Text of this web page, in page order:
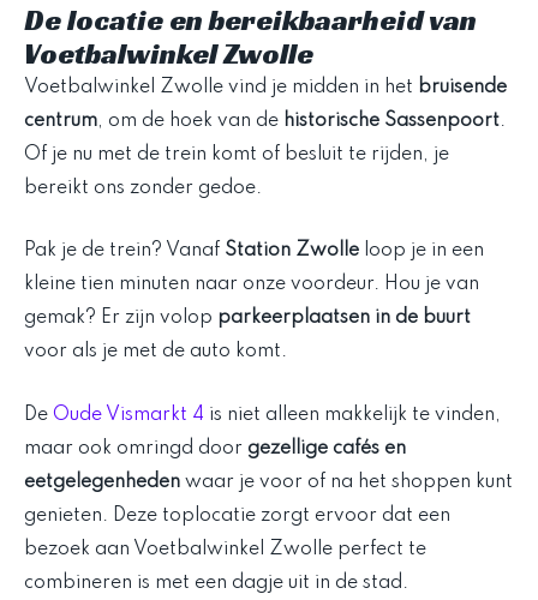
De locatie en bereikbaarheid van
Voetbalwinkel Zwolle
Voetbalwinkel Zwolle vind je midden in het bruisende
centrum, om de hoek van de historische Sassenpoort.
Of je nu met de trein komt of besluit te rijden, je
bereikt ons zonder gedoe.
Pak je de trein? Vanaf Station Zwolle loop je in een
kleine tien minuten naar onze voordeur. Hou je van
gemak? Er zijn volop parkeerplaatsen in de buurt
voor als je met de auto komt.
De Oude Vismarkt 4 is niet alleen makkelijk te vinden,
maar ook omringd door gezellige cafés en
eetgelegenheden waar je voor of na het shoppen kunt
genieten. Deze toplocatie zorgt ervoor dat een
bezoek aan Voetbalwinkel Zwolle perfect te
combineren is met een dagje uit in de stad.